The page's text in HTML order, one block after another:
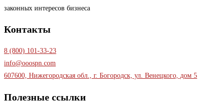
законных интересов бизнеса
Контакты
8 (800) 101-33-23
info@ooospn.com
607600, Нижегородская обл., г. Богородск, ул. Венецкого, дом 5
Полезные ссылки